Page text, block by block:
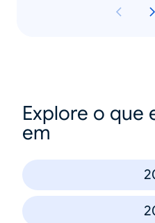
Explore o que
em